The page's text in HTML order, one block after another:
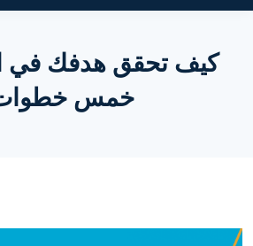
كيف تحقق هدفك في
خمس